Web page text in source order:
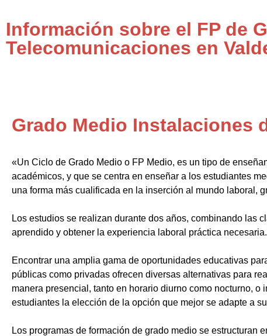
Información sobre el FP de
Telecomunicaciones en
Grado Medio Instalaciones
«Un Ciclo de Grado Medio o FP Medio, es un tipo de
académicos, y que se centra en enseñar a los estudiantes
una forma más cualificada en la inserción al mundo laboral,
Los estudios se realizan durante dos años, combinando las
aprendido y obtener la experiencia laboral práctica
Encontrar una amplia gama de oportunidades educativas
públicas como privadas ofrecen diversas alternativas para
manera presencial, tanto en horario diurno como nocturno,
estudiantes la elección de la opción que mejor se adapte a
Los programas de formación de grado medio se estructuran